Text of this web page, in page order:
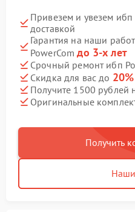
Привезем и увезем ибп
доставкой
Гарантия на наши
PowerComдо 3-х лет
Срочный ремонт ибп
Скидка для вас до 20%
Получите 1500 рублей
Оригинальные
Получить